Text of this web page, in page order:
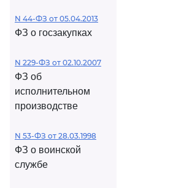
N 44-ФЗ от 05.04.2013
ФЗ о госзакупках
N 229-ФЗ от 02.10.2007
ФЗ об
исполнительном
производстве
N 53-ФЗ от 28.03.1998
ФЗ о воинской
службе